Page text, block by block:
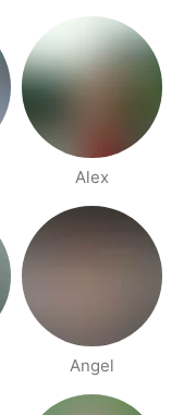
Alex
Angel